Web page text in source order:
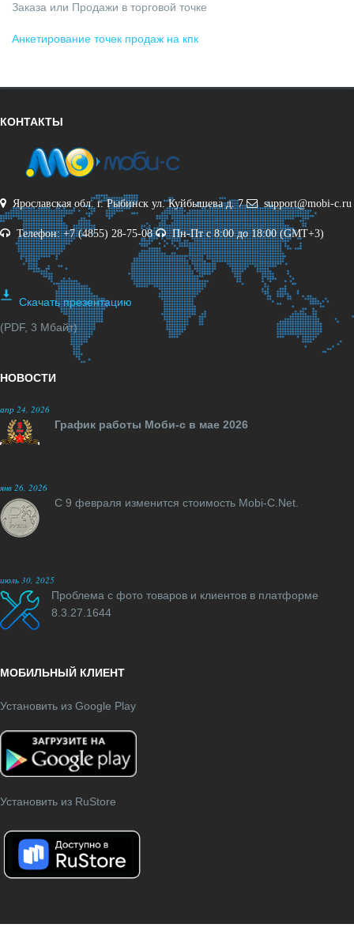
Заказа или Продажи в торговой точке
Анкетирование точек продаж на кпк
КОНТАКТЫ
Ярославская обл. г. Рыбинск ул. Куйбышева д. 7 support@mobi-c.ru
Телефон: +7 (4855) 28-75-08 Пн-Пт с 8:00 до 18:00 (GMT+3)
Скачать презентацию
(PDF, 3 Мбайт)
НОВОСТИ
апр 24, 2026
График работы Моби-с в мае 2026
янв 26, 2026
С 9 февраля изменится стоимость Mobi-C.Net.
июль 30, 2025
Проблема с фото товаров и клиентов в платформе
8.3.27.1644
МОБИЛЬНЫЙ КЛИЕНТ
Установить из Google Play
Установить из RuStore